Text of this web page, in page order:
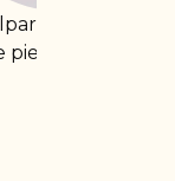
Alpargata de
plana con